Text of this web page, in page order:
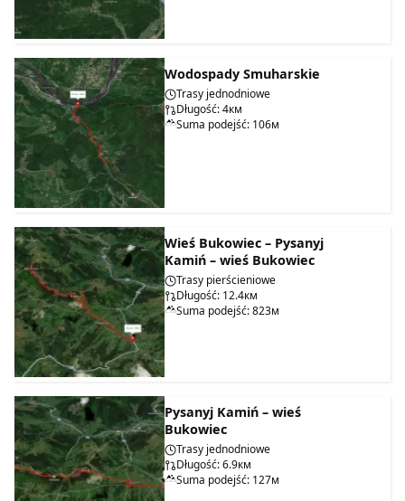
Wodospady Smuharskie
Trasy jednodniowe
Długość: 4км
Suma podejść: 106м
Wieś Bukowiec – Pysanyj
Kamiń – wieś Bukowiec
Trasy pierścieniowe
Długość: 12.4км
Suma podejść: 823м
Pysanyj Kamiń – wieś
Bukowiec
Trasy jednodniowe
Długość: 6.9км
Suma podejść: 127м